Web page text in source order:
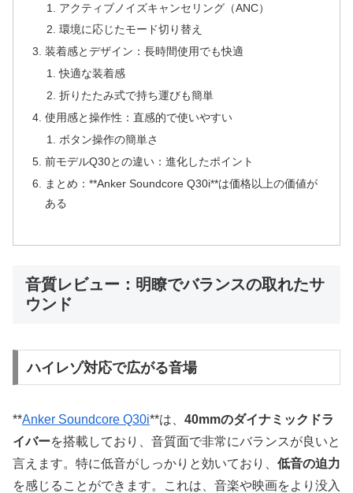
アクティブノイズキャンセリング（ANC）
環境に応じたモード切り替え
装着感とデザイン：長時間使用でも快適
快適な装着感
折りたたみ式で持ち運びも簡単
使用感と操作性：直感的で使いやすい
ボタン操作の簡単さ
前モデルQ30との違い：進化したポイント
まとめ：**Anker Soundcore Q30i**は価格以上の価値が
ある
音質レビュー：明瞭でバランスの取れたサ
ウンド
ハイレゾ対応で広がる音場
**Anker Soundcore Q30i**は、 40mmのダイナミックドラ
イバーを搭載しており、音質面で非常にバランスが良いと
言えます。特に低音がしっかりと効いており、 低音の迫力
を感じることができます。これは、音楽や映画をより没入